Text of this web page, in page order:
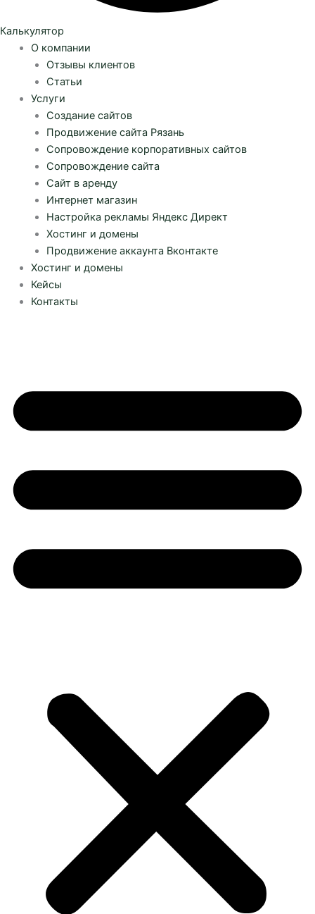
Калькулятор
О компании
Отзывы клиентов
Статьи
Услуги
Создание сайтов
Продвижение сайта Рязань
Сопровождение корпоративных сайтов
Сопровождение сайта
Сайт в аренду
Интернет магазин
Настройка рекламы Яндекс Директ
Хостинг и домены
Продвижение аккаунта Вконтакте
Хостинг и домены
Кейсы
Контакты